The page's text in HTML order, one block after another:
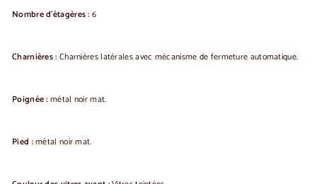
Nombre d'étagères : 6
Charnières : Charnières latérales avec mécanisme de fermeture automatique.
Poignée : métal noir mat.
Pied :métal noir mat.